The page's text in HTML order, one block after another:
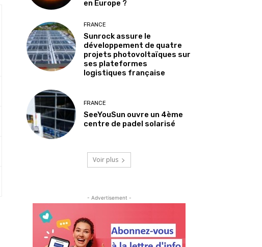
en Europe ?
FRANCE
Sunrock assure le
développement de quatre
projets photovoltaïques sur
ses plateformes
logistiques française
FRANCE
SeeYouSun ouvre un 4ème
centre de padel solarisé
Voir plus
- Advertisement -